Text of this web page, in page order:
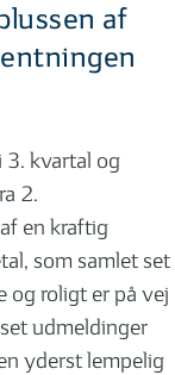
af
3. kvartal og
2.
en kraftig
som samlet set
og roligt er på vej
udmeldinger
yderst lempelig